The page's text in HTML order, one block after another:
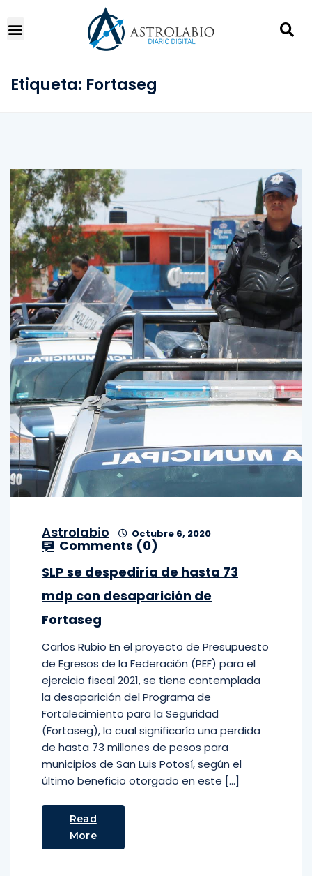
Etiqueta: Fortaseg
Astrolabio Octubre 6, 2020
Comments (0)
SLP se despediría de hasta 73
mdp con desaparición de
Fortaseg
Carlos Rubio En el proyecto de Presupuesto
de Egresos de la Federación (PEF) para el
ejercicio fiscal 2021, se tiene contemplada
la desaparición del Programa de
Fortalecimiento para la Seguridad
(Fortaseg), lo cual significaría una perdida
de hasta 73 millones de pesos para
municipios de San Luis Potosí, según el
último beneficio otorgado en este […]
Read
More